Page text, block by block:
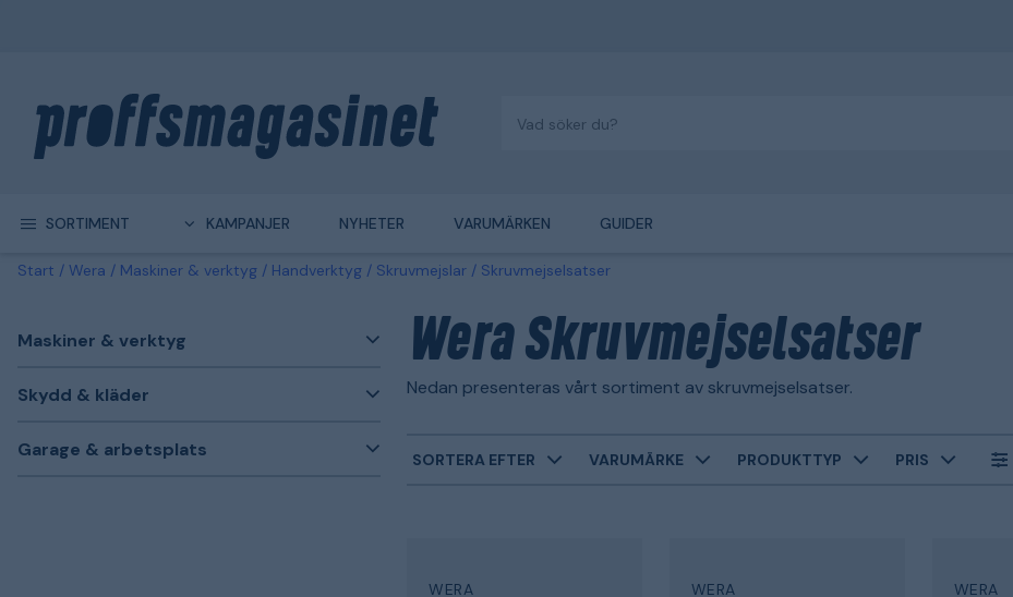
SORTIMENT KAMPANJER NYHETER VARUMÄRKEN GUIDER
Start Wera Maskiner & verktyg Handverktyg Skruvmejslar Skruvmejselsatser
Maskiner & verktyg
Skydd & kläder
Garage & arbetsplats
Wera Skruvmejselsatser
Nedan presenteras vårt sortiment av skruvmejselsatser.
SORTERA EFTER VARUMÄRKE PRODUKTTYP PRIS
WERA WERA WERA